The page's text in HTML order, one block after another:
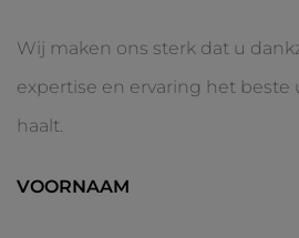
Wij maken ons sterk dat u
expertise en ervaring het beste
haalt.
VOORNAAM